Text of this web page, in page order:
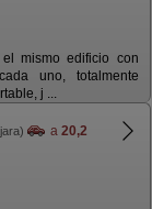
mismo edificio con
uno, totalmente
j ...
a 20,2